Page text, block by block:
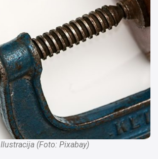
Ilustracija (Foto: Pixabay)